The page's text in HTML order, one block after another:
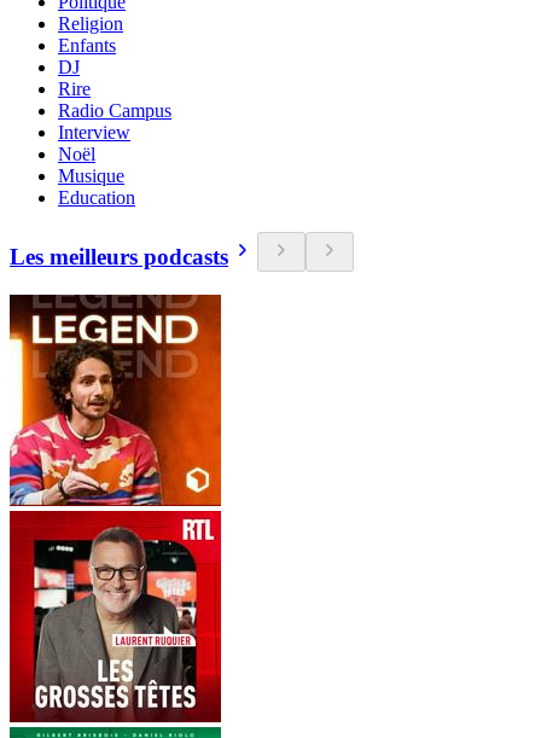
Religion
Enfants
DJ
Rire
Radio Campus
Interview
Noël
Musique
Education
Les meilleurs podcasts